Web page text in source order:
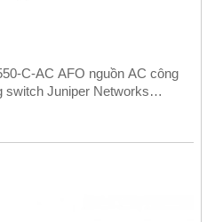
C-AC AFO nguồn AC công
switch Juniper Networks